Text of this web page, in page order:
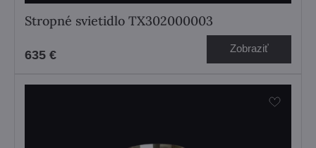
Stropné svietidlo TX302000003
635 € Zobraziť